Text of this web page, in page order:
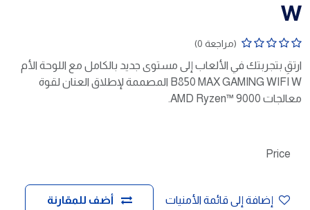
W
(مراجعة 0)
ارتقِ بتجربتك في الألعاب إلى مستوى جديد بالكامل مع اللوحة الأم
B850 MAX GAMING WIFI W المصممة لإطلاق العنان لقوة
معالجات AMD Ryzen™ 9000.
أضف للمقارنة إضافة إلى قائمة الأمنيات
Price